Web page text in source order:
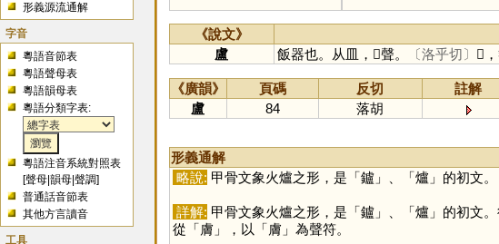
形義源流通解
字音
粵語音節表
粵語聲母表
粵語韻母表
粵語分類字表:
粵語注音系統對照表
[聲母 |韻母 |聲調]
普通話音節表
其他方言讀音
工具
《說文》
盧
飯器也。从皿，𧇄聲。 〔洛乎切〕 𥃈
《廣韻》 頁碼 反切
註解
盧
84 落胡
形義通解
略說: 甲骨文象火爐之形，是「鑪」、「爐 」的初文。
詳解: 甲骨文象火爐之形，是「鑪」、「爐 」的初文
從「膚 」，以「膚 」為聲符。